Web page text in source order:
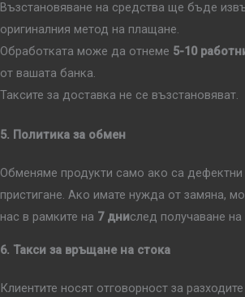
Възстановяване на средства ще бъде
оригиналния метод на плащане.
Обработката може да отнеме 5-10
от вашата банка.
Таксите за доставка не се възстановяват.
5. Политика за обмен
Обменяме продукти само ако са дефектни
пристигане. Ако имате нужда от замяна,
нас в рамките на 7 днислед получаване
6. Такси за връщане на стока
Клиентите носят отговорност за